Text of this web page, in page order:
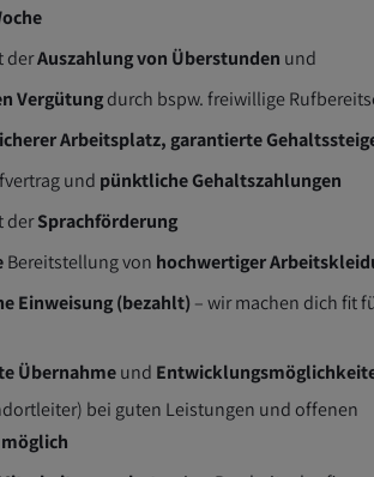
derAuszahlung von Überstunden und
Vergütungdurch bspw. freiwillige
Arbeitsplatz, garantierte
und pünktliche Gehaltszahlungen
derSprachförderung
Bereitstellung von hochwertiger
Einweisung (bezahlt) – wir machen dich fit
Übernahmeund
bei guten Leistungen und offenen
möglich